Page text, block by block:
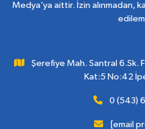
Medya’ya aittir. İzin alınmadan,
Şerefiye Mah. Santral 6.Sk.
Kat:5 No:42
0 (543)
[email